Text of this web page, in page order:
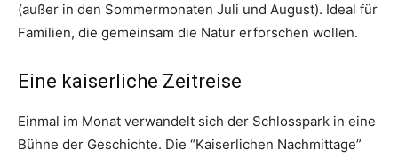
(außer in den Sommermonaten Juli und August). Ideal für
Familien, die gemeinsam die Natur erforschen wollen.
Eine kaiserliche Zeitreise
Einmal im Monat verwandelt sich der Schlosspark in eine
Bühne der Geschichte. Die “Kaiserlichen Nachmittage”